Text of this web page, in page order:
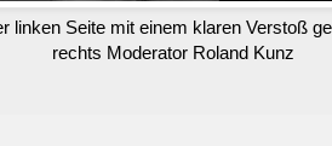
linken Seite mit einem klaren Verstoß
rechts Moderator Roland Kunz